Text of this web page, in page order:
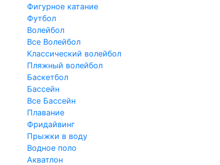
Фигурное катание
Футбол
Волейбол
Все Волейбол
Классический волейбол
Пляжный волейбол
Баскетбол
Бассейн
Все Бассейн
Плавание
Фридайвинг
Прыжки в воду
Водное поло
Акватлон